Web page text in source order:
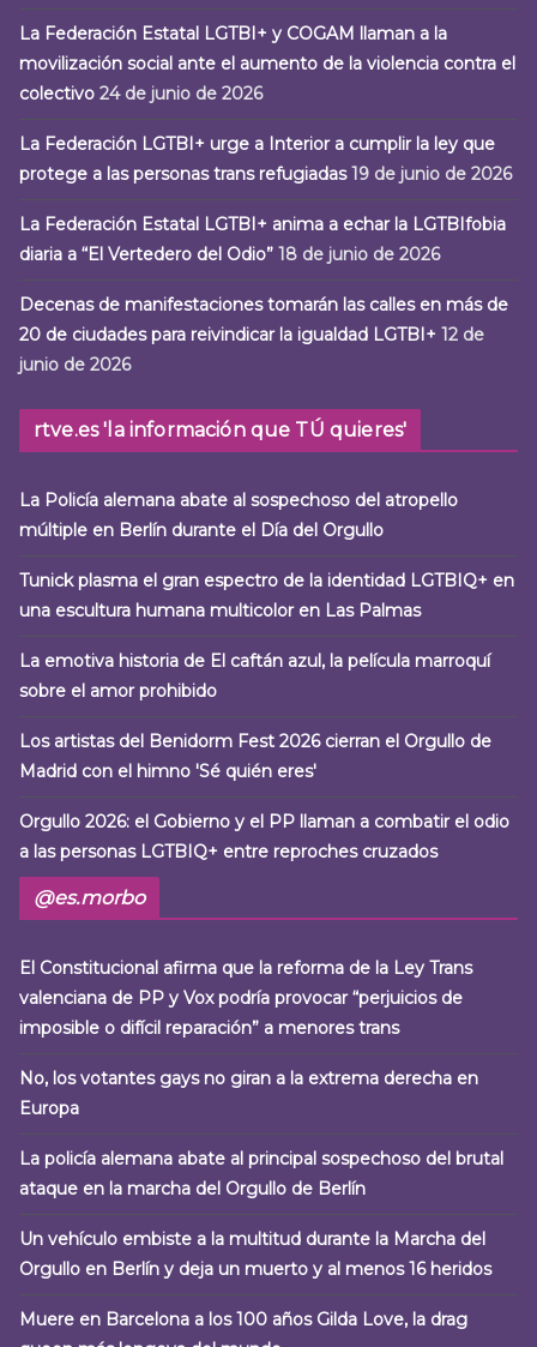
La Federación Estatal LGTBI+ y COGAM llaman a la
movilización social ante el aumento de la violencia contra el
colectivo 24 de junio de 2026
La Federación LGTBI+ urge a Interior a cumplir la ley que
protege a las personas trans refugiadas 19 de junio de 2026
La Federación Estatal LGTBI+ anima a echar la LGTBIfobia
diaria a “El Vertedero del Odio” 18 de junio de 2026
Decenas de manifestaciones tomarán las calles en más de
20 de ciudades para reivindicar la igualdad LGTBI+ 12 de
junio de 2026
rtve.es 'la información que TÚ quieres'
La Policía alemana abate al sospechoso del atropello
múltiple en Berlín durante el Día del Orgullo
Tunick plasma el gran espectro de la identidad LGTBIQ+ en
una escultura humana multicolor en Las Palmas
La emotiva historia de El caftán azul, la película marroquí
sobre el amor prohibido
Los artistas del Benidorm Fest 2026 cierran el Orgullo de
Madrid con el himno 'Sé quién eres'
Orgullo 2026: el Gobierno y el PP llaman a combatir el odio
a las personas LGTBIQ+ entre reproches cruzados
@es.morbo
El Constitucional afirma que la reforma de la Ley Trans
valenciana de PP y Vox podría provocar “perjuicios de
imposible o difícil reparación” a menores trans
No, los votantes gays no giran a la extrema derecha en
Europa
La policía alemana abate al principal sospechoso del brutal
ataque en la marcha del Orgullo de Berlín
Un vehículo embiste a la multitud durante la Marcha del
Orgullo en Berlín y deja un muerto y al menos 16 heridos
Muere en Barcelona a los 100 años Gilda Love, la drag